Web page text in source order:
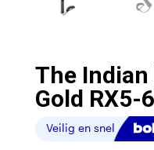
The
Gold RX5-